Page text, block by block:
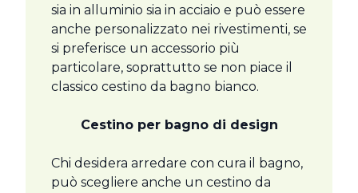
sia in alluminio sia in acciaio e può essere
anche personalizzato nei rivestimenti, se
si preferisce un accessorio più
particolare, soprattutto se non piace il
classico cestino da bagno bianco.
Cestino per bagno di design
Chi desidera arredare con cura il bagno,
può scegliere anche un cestino da